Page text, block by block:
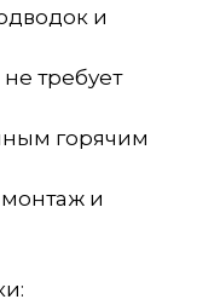
и
требует
горячим
и